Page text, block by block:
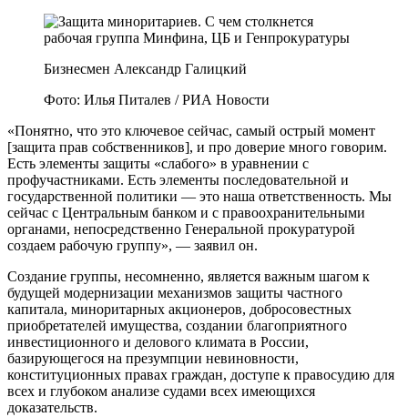
Бизнесмен Александр Галицкий
Фото: Илья Питалев / РИА Новости
«Понятно, что это ключевое сейчас, самый острый момент
[защита прав собственников], и про доверие много говорим.
Есть элементы защиты «слабого» в уравнении с
профучастниками. Есть элементы последовательной и
государственной политики — это наша ответственность. Мы
сейчас с Центральным банком и с правоохранительными
органами, непосредственно Генеральной прокуратурой
создаем рабочую группу», — заявил он.
Создание группы, несомненно, является важным шагом к
будущей модернизации механизмов защиты частного
капитала, миноритарных акционеров, добросовестных
приобретателей имущества, создании благоприятного
инвестиционного и делового климата в России,
базирующегося на презумпции невиновности,
конституционных правах граждан, доступе к правосудию для
всех и глубоком анализе судами всех имеющихся
доказательств.